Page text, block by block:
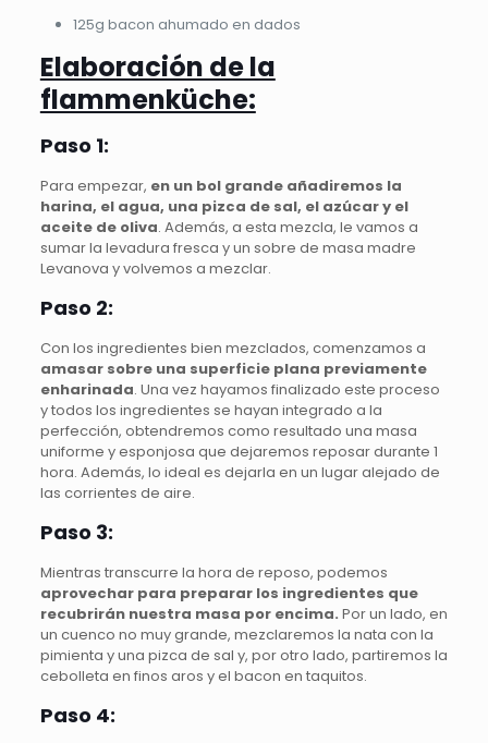
125g bacon ahumado en dados
Elaboración de la
flammenküche:
Paso 1:
Para empezar, en un bol grande añadiremos la
harina, el agua, una pizca de sal, el azúcar y el
aceite de oliva. Además, a esta mezcla, le vamos a
sumar la levadura fresca y un sobre de masa madre
Levanova y volvemos a mezclar.
Paso 2:
Con los ingredientes bien mezclados, comenzamos a
amasar sobre una superficie plana previamente
enharinada. Una vez hayamos finalizado este proceso
y todos los ingredientes se hayan integrado a la
perfección, obtendremos como resultado una masa
uniforme y esponjosa que dejaremos reposar durante 1
hora. Además, lo ideal es dejarla en un lugar alejado de
las corrientes de aire.
Paso 3:
Mientras transcurre la hora de reposo, podemos
aprovechar para preparar los ingredientes que
recubrirán nuestra masa por encima. Por un lado, en
un cuenco no muy grande, mezclaremos la nata con la
pimienta y una pizca de sal y, por otro lado, partiremos la
cebolleta en finos aros y el bacon en taquitos.
Paso 4: